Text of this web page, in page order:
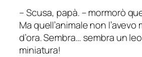
–Scusa, papà. –mormorò
Ma quell’animale non
d’ora. Sembra… sembra un
miniatura!